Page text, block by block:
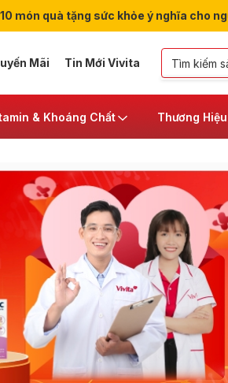
món quà tặng sức khỏe ý nghĩa cho
Mãi Tin Mới Vivita
& Khoáng Chất Thương Hiệu